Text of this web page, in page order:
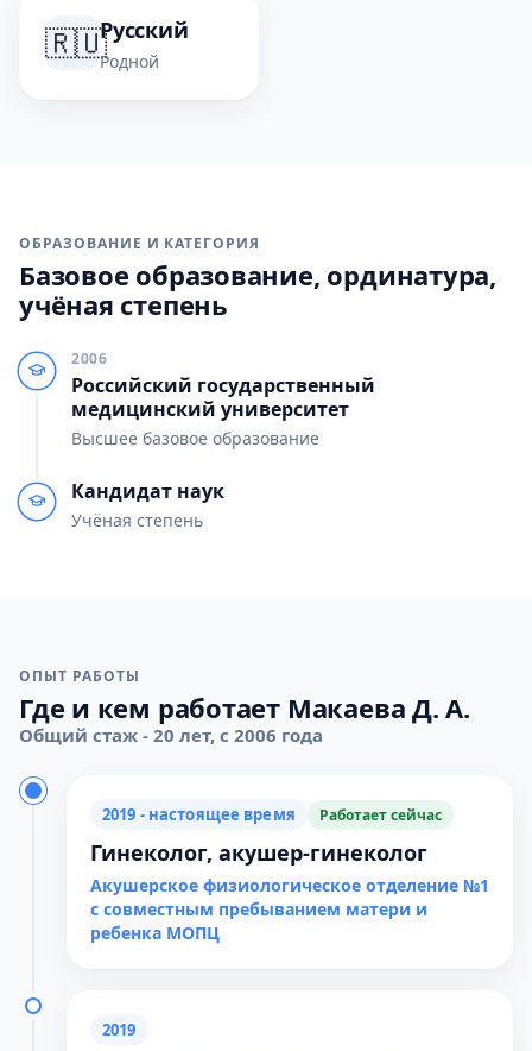
🇷🇺Русский
Родной
ОБРАЗОВАНИЕ И КАТЕГОРИЯ
Базовое образование, ординатура,
учёная степень
2006
Российский государственный
медицинский университет
Высшее базовое образование
Кандидат наук
Учёная степень
ОПЫТ РАБОТЫ
Где и кем работает Макаева Д. А.
Общий стаж - 20 лет, с 2006 года
2019 - настоящее время Работает сейчас
Гинеколог, акушер-гинеколог
Акушерское физиологическое отделение №1
с совместным пребыванием матери и
ребенка МОПЦ
2019